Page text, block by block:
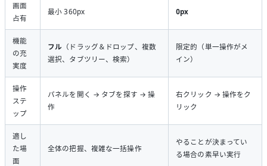
画面
占有
最小 360px 0px
機能
の充
実度
フル （ドラッグ＆ドロップ、複数
選択、タブツリー、検索）
限定的（単一操作がメ
イン）
操作
ステ
ップ
パネルを開く → タブを探す → 操
作
右クリック → 操作をク
リック
適し
た場
面
全体の把握、複雑な一括操作
やることが決まってい
る場合の素早い実行